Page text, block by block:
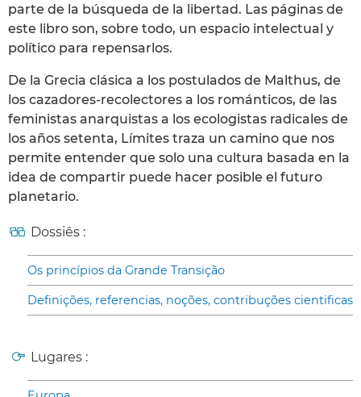
parte de la búsqueda de la libertad. Las páginas de
este libro son, sobre todo, un espacio intelectual y
político para repensarlos.
De la Grecia clásica a los postulados de Malthus, de
los cazadores-recolectores a los románticos, de las
feministas anarquistas a los ecologistas radicales de
los años setenta, Límites traza un camino que nos
permite entender que solo una cultura basada en la
idea de compartir puede hacer posible el futuro
planetario.
Dossiês :
Os princípios da Grande Transição
Definições, referencias, noções, contribuções cientificas
Lugares :